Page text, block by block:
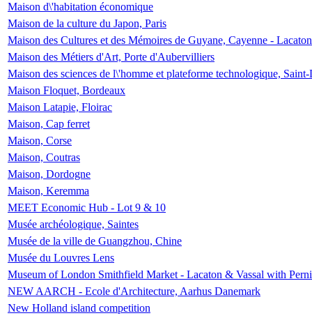
Maison d\'habitation économique
Maison de la culture du Japon, Paris
Maison des Cultures et des Mémoires de Guyane, Cayenne -
Maison des Métiers d'Art, Porte d'Aubervilliers
Maison des sciences de l\'homme et plateforme technologique,
Maison Floquet, Bordeaux
Maison Latapie, Floirac
Maison, Cap ferret
Maison, Corse
Maison, Coutras
Maison, Dordogne
Maison, Keremma
MEET Economic Hub - Lot 9 & 10
Musée archéologique, Saintes
Musée de la ville de Guangzhou, Chine
Musée du Louvres Lens
Museum of London Smithfield Market - Lacaton & Vassal with
NEW AARCH - Ecole d'Architecture, Aarhus Danemark
New Holland island competition